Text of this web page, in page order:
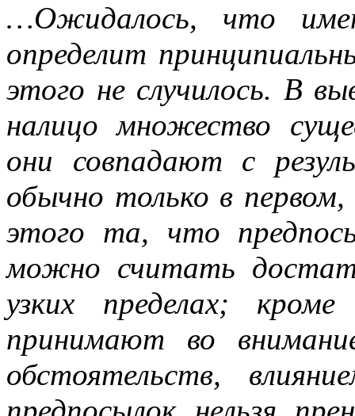
…Ожидалось, что
определит
этого не случилось. В
налицо множество
они совпадают с
обычно только в
этого та, что
можно считать
узких пределах;
принимают во
обстоятельств,